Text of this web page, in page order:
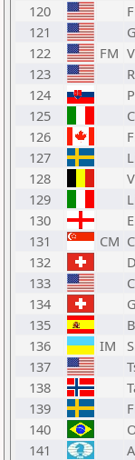
120
121
122
FM
123
124
125
126
127
128
129
130
131
CM
132
133
134
135
136
IM
137
138
139
140
141